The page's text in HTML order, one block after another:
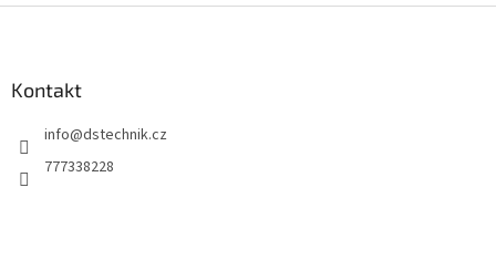
l
Kontakt
info@dstechnik.cz
777338228